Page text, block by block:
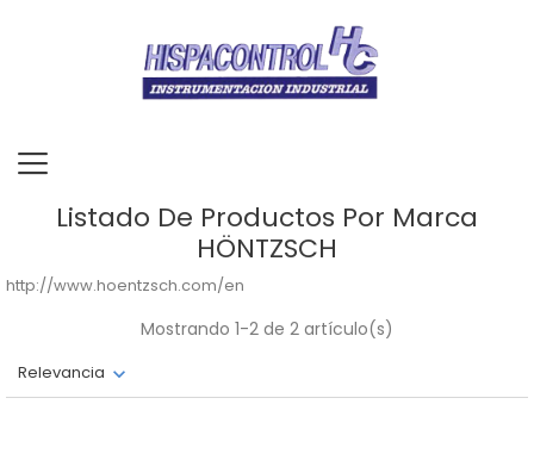
Listado De Productos Por Marca
HÖNTZSCH
http://www.hoentzsch.com/en
Relevancia
Mostrando 1-2 de 2 artículo(s)